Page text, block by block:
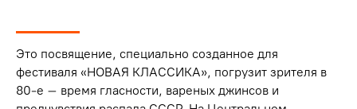
Это посвящение, специально созданное для
фестиваля «НОВАЯ КЛАССИКА», погрузит зрителя в
80-е – время гласности, вареных джинсов и